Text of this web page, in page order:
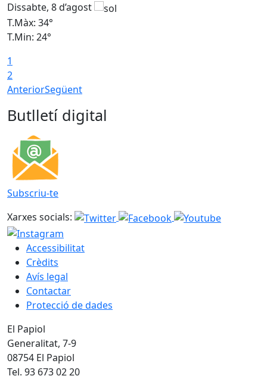
Dissabte, 8 d’agost
T.Màx: 34°
T.Min: 24°
1
2
AnteriorSegüent
Butlletí digital
Subscriu-te
Xarxes socials:
Accessibilitat
Crèdits
Avís legal
Contactar
Protecció de dades
El Papiol
Generalitat, 7-9
08754 El Papiol
Tel. 93 673 02 20